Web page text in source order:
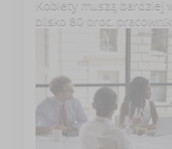
Kobiety muszą bardziej
blisko 80 proc.